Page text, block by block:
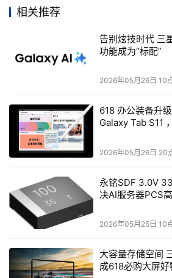
提升了近4倍，更适合外插高性能的
为了满足关键业务应用的需求，至
高效有用的技术，能支持多达10个
系统主板集成两个自适应10/100/
于Intel 82540EM/82550PM 快速以
具有支持网络冗余及负载均衡等高
管理及维护
相关推荐
告别炫技时代 三
功能成为“标配”
2026年05月26日 10
618 办公装备升
Galaxy Tab S11
2026年05月26日 20
永铭SDF 3.0V
决AI服务器PCS
2026年05月25日 10
大容量存储空间
成618必购大屏好